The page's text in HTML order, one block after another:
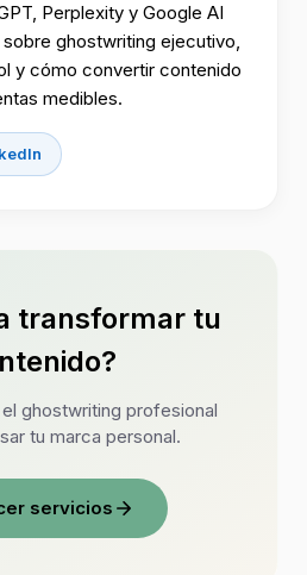
Perplexity y Google AI
ghostwriting ejecutivo,
y cómo convertir contenido
medibles.
transformar tu
ghostwriting profesional
tu marca personal.
servicios